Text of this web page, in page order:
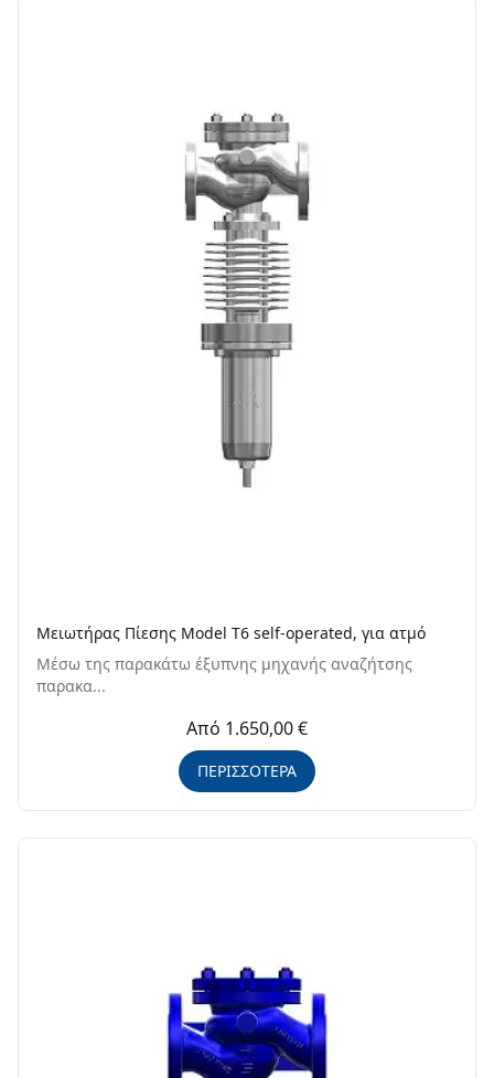
Μειωτήρας Πίεσης Model T6 self-operated, για ατμό
Μέσω της παρακάτω έξυπνης μηχανής αναζήτσης
παρακα...
Από 1.650,00 €
ΠΕΡΙΣΣΟΤΕΡΑ